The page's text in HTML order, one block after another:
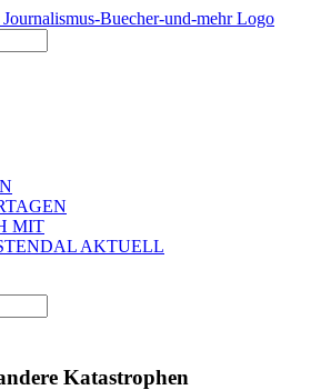
MIT
AKTUELL
Katastrophen